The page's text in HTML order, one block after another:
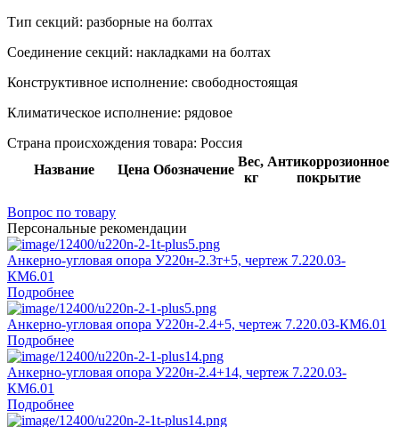
Тип секций: разборные на болтах
Соединение секций: накладками на болтах
Конструктивное исполнение: свободностоящая
Климатическое исполнение: рядовое
Страна происхождения товара: Россия
Название
Цена Обозначение
Вес,
кг
Антикоррозионное
покрытие
Вопрос по товару
Персональные рекомендации
Анкерно-угловая опора У220н-2.3т+5, чертеж 7.220.03-
КМ6.01
Подробнее
Анкерно-угловая опора У220н-2.4+5, чертеж 7.220.03-КМ6.01
Подробнее
Анкерно-угловая опора У220н-2.4+14, чертеж 7.220.03-
КМ6.01
Подробнее